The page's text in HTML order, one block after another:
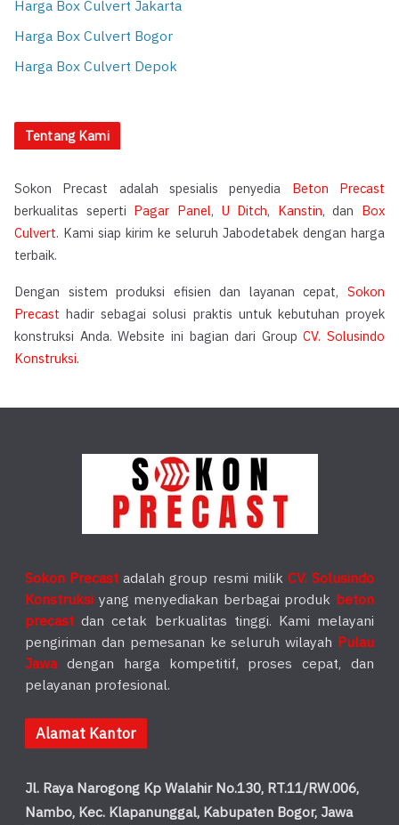
Harga Box Culvert Jakarta
Harga Box Culvert Bogor
Harga Box Culvert Depok
Tentang Kami
Sokon Precast adalah spesialis penyedia Beton Precast
berkualitas seperti Pagar Panel, U Ditch, Kanstin, dan Box
Culvert. Kami siap kirim ke seluruh Jabodetabek dengan harga
terbaik.
Dengan sistem produksi efisien dan layanan cepat, Sokon
Precast hadir sebagai solusi praktis untuk kebutuhan proyek
konstruksi Anda. Website ini bagian dari GroupCV. Solusindo
Konstruksi.
Sokon Precast adalah group resmi milik CV. Solusindo
Konstruksi yang menyediakan berbagai produk beton
precast dan cetak berkualitas tinggi. Kami melayani
pengiriman dan pemesanan ke seluruh wilayah Pulau
Jawadengan harga kompetitif, proses cepat, dan
pelayanan profesional.
Alamat Kantor
Jl. Raya Narogong Kp Walahir No.130, RT.11/RW.006,
Nambo, Kec. Klapanunggal, Kabupaten Bogor, Jawa